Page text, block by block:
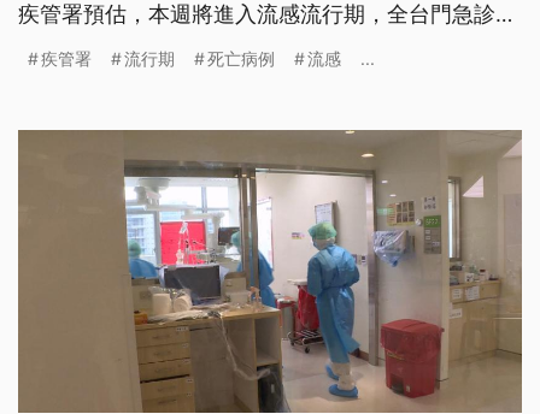
疾管署預估，本週將進入流感流行期，全台門急診就
搭遊覽車參加畢業旅行，疑似造成群聚感染現象。
疾管署 流行期 死亡病例 流感 ...